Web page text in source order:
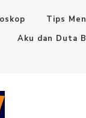
Tips
Aku dan Duta